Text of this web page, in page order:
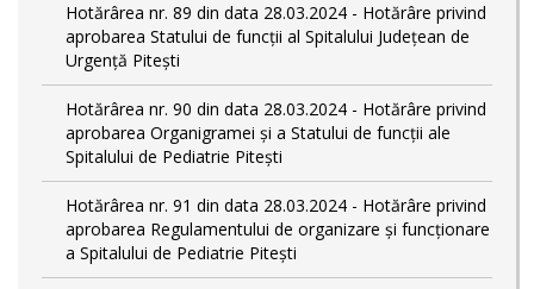
Hotărârea nr. 89 din data 28.03.2024 - Hotărâre privind
aprobarea Statului de funcții al Spitalului Județean de
Urgență Pitești
Hotărârea nr. 90 din data 28.03.2024 - Hotărâre privind
aprobarea Organigramei și a Statului de funcţii ale
Spitalului de Pediatrie Pitești
Hotărârea nr. 91 din data 28.03.2024 - Hotărâre privind
aprobarea Regulamentului de organizare și funcționare
a Spitalului de Pediatrie Pitești